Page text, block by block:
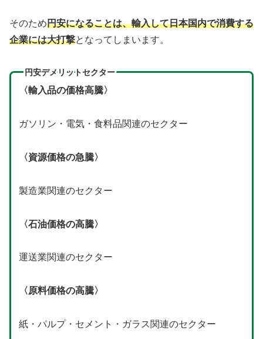
そのため円安になることは、輸入して日本国内で消費する
企業には大打撃となってしまいます。
円安デメリットセクター
〈輸入品の価格高騰〉
ガソリン・電気・食料品関連のセクター
〈資源価格の急騰〉
製造業関連のセクター
〈石油価格の高騰〉
運送業関連のセクター
〈原料価格の高騰〉
紙・パルプ・セメント・ガラス関連のセクター